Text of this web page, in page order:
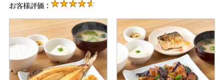
お客様評価：